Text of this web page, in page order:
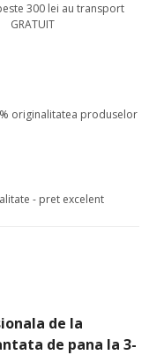
300 lei au transport
GRATUIT
originalitatea produselor
- pret excelent
de la
de pana la 3-